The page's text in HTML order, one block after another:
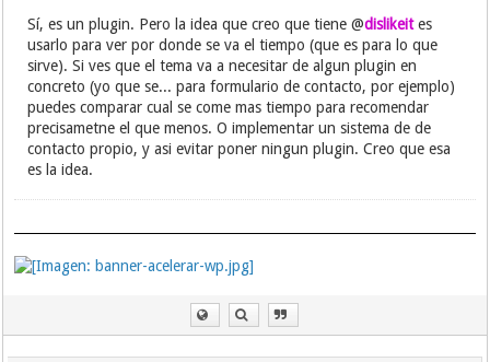
Sí, es un plugin. Pero la idea que creo que tiene @dislikeites
usarlo para ver por donde se va el tiempo (que es para lo que
sirve). Si ves que el tema va a necesitar de algun plugin en
concreto (yo que se... para formulario de contacto, por ejemplo)
puedes comparar cual se come mas tiempo para recomendar
precisametne el que menos. O implementar un sistema de de
contacto propio, y asi evitar poner ningun plugin. Creo que esa
es la idea.